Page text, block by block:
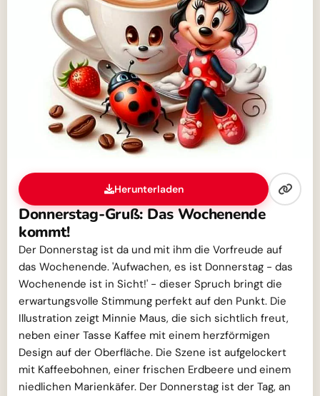
Herunterladen
Donnerstag-Gruß: Das Wochenende
kommt!
Der Donnerstag ist da und mit ihm die Vorfreude auf
das Wochenende. 'Aufwachen, es ist Donnerstag - das
Wochenende ist in Sicht!' - dieser Spruch bringt die
erwartungsvolle Stimmung perfekt auf den Punkt. Die
Illustration zeigt Minnie Maus, die sich sichtlich freut,
neben einer Tasse Kaffee mit einem herzförmigen
Design auf der Oberfläche. Die Szene ist aufgelockert
mit Kaffeebohnen, einer frischen Erdbeere und einem
niedlichen Marienkäfer. Der Donnerstag ist der Tag, an